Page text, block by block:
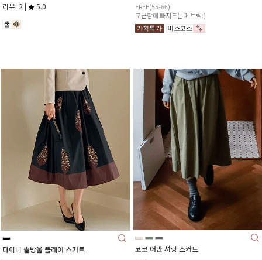
리뷰: 2 | 5.0
FREE(55-66)
포근함에 빠져드는 페브릭:)
다이니 솔방울 플레어 스커트
코코 어반 셔링 스커트